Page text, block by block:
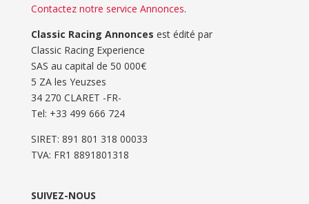
Contactez notre service Annonces.
Classic Racing Annonces est édité par
Classic Racing Experience
SAS au capital de 50 000€
5 ZA les Yeuzses
34 270 CLARET -FR-
Tel: ‭+33 499 666 724‬
SIRET: 891 801 318 00033
TVA: FR1 8891801318
SUIVEZ-NOUS